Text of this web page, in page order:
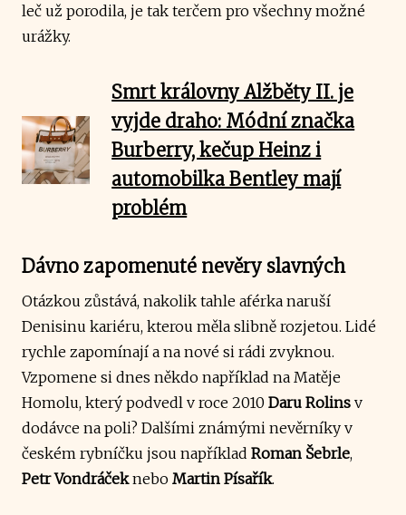
leč už porodila, je tak terčem pro všechny možné
urážky.
Smrt královny Alžběty II. je
vyjde draho: Módní značka
Burberry, kečup Heinz i
automobilka Bentley mají
problém
Dávno zapomenuté nevěry slavných
Otázkou zůstává, nakolik tahle aférka naruší
Denisinu kariéru, kterou měla slibně rozjetou. Lidé
rychle zapomínají a na nové si rádi zvyknou.
Vzpomene si dnes někdo například na Matěje
Homolu, který podvedl v roce 2010 Daru Rolins v
dodávce na poli? Dalšími známými nevěrníky v
českém rybníčku jsou například Roman Šebrle,
Petr Vondráčeknebo Martin Písařík.